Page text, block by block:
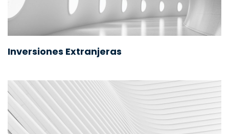
Inversiones Extranjeras